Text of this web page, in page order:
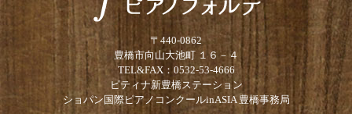
〒440-0862
豊橋市向山大池町 １６－４
TEL&FAX：0532-53-4666
ピティナ新豊橋ステーション
ショパン国際ピアノコンクールinASIA 豊橋事務局